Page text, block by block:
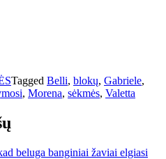
Tagged Belli, blokų, Gabriele,
, Morena, sėkmės, Valetta
beluga banginiai žaviai elgiasi